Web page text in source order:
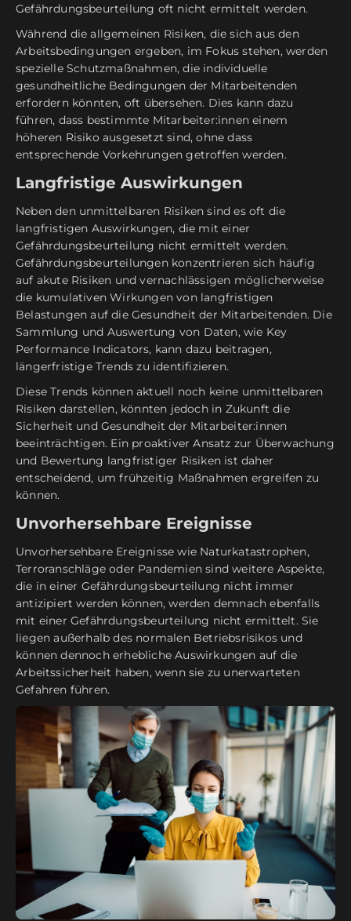
Gefährdungsbeurteilung oft nicht ermittelt werden.
Während die allgemeinen Risiken, die sich aus den
Arbeitsbedingungen ergeben, im Fokus stehen, werden
spezielle Schutzmaßnahmen, die individuelle
gesundheitliche Bedingungen der Mitarbeitenden
erfordern könnten, oft übersehen. Dies kann dazu
führen, dass bestimmte Mitarbeiter:innen einem
höheren Risiko ausgesetzt sind, ohne dass
entsprechende Vorkehrungen getroffen werden.
Langfristige Auswirkungen
Neben den unmittelbaren Risiken sind es oft die
langfristigen Auswirkungen, die mit einer
Gefährdungsbeurteilung nicht ermittelt werden.
Gefährdungsbeurteilungen konzentrieren sich häufig
auf akute Risiken und vernachlässigen möglicherweise
die kumulativen Wirkungen von langfristigen
Belastungen auf die Gesundheit der Mitarbeitenden. Die
Sammlung und Auswertung von Daten, wie Key
Performance Indicators, kann dazu beitragen,
längerfristige Trends zu identifizieren.
Diese Trends können aktuell noch keine unmittelbaren
Risiken darstellen, könnten jedoch in Zukunft die
Sicherheit und Gesundheit der Mitarbeiter:innen
beeinträchtigen. Ein proaktiver Ansatz zur Überwachung
und Bewertung langfristiger Risiken ist daher
entscheidend, um frühzeitig Maßnahmen ergreifen zu
können.
Unvorhersehbare Ereignisse
Unvorhersehbare Ereignisse wie Naturkatastrophen,
Terroranschläge oder Pandemien sind weitere Aspekte,
die in einer Gefährdungsbeurteilung nicht immer
antizipiert werden können, werden demnach ebenfalls
mit einer Gefährdungsbeurteilung nicht ermittelt. Sie
liegen außerhalb des normalen Betriebsrisikos und
können dennoch erhebliche Auswirkungen auf die
Arbeitssicherheit haben, wenn sie zu unerwarteten
Gefahren führen.